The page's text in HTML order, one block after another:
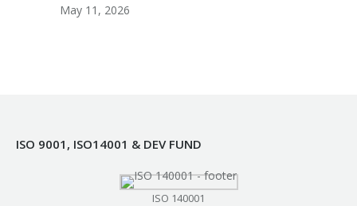
May 11, 2026
ISO 9001, ISO14001 & DEV FUND
ISO 140001